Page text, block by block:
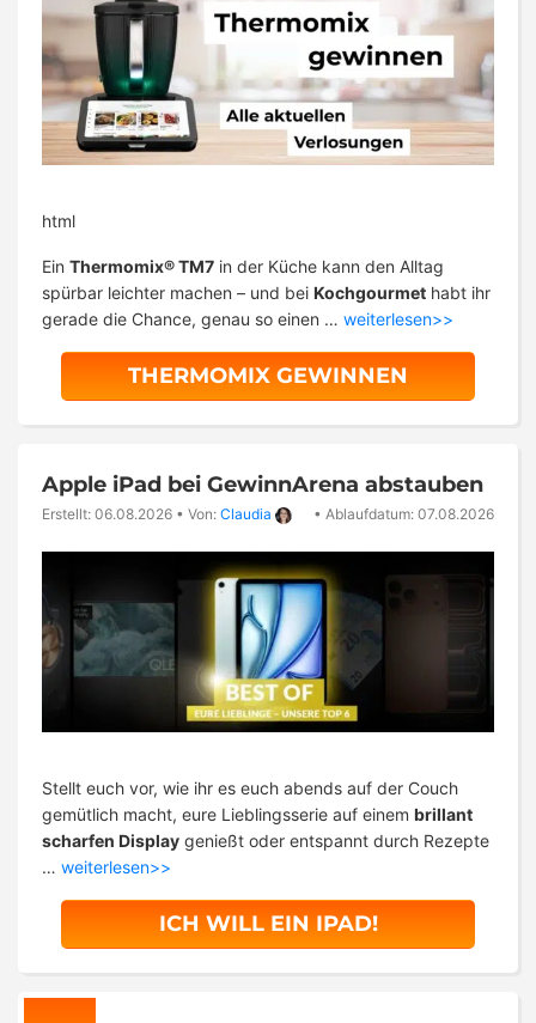
html
Ein Thermomix® TM7 in der Küche kann den Alltag
spürbar leichter machen – und bei Kochgourmet habt ihr
gerade die Chance, genau so einen … weiterlesen>>
THERMOMIX GEWINNEN
Apple iPad bei GewinnArena abstauben
Erstellt: 06.08.2026 • Von: Claudia • Ablaufdatum: 07.08.2026
Stellt euch vor, wie ihr es euch abends auf der Couch
gemütlich macht, eure Lieblingsserie auf einem brillant
scharfen Display genießt oder entspannt durch Rezepte
… weiterlesen>>
ICH WILL EIN IPAD!